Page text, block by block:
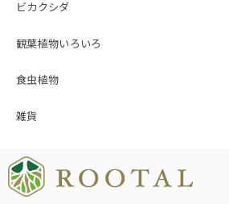
「感動しました」とのお言葉を
ビカクシダ
観葉植物いろいろ
食虫植物
雑貨